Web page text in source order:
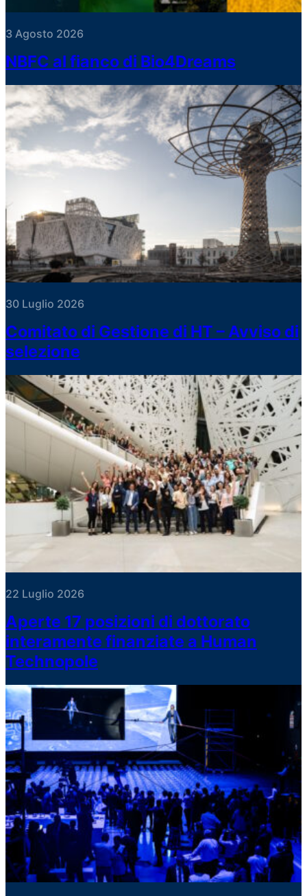
3 Agosto 2026
NBFC al fianco di Bio4Dreams
30 Luglio 2026
Comitato di Gestione di HT – Avviso di
selezione
22 Luglio 2026
Aperte 17 posizioni di dottorato
interamente finanziate a Human
Technopole